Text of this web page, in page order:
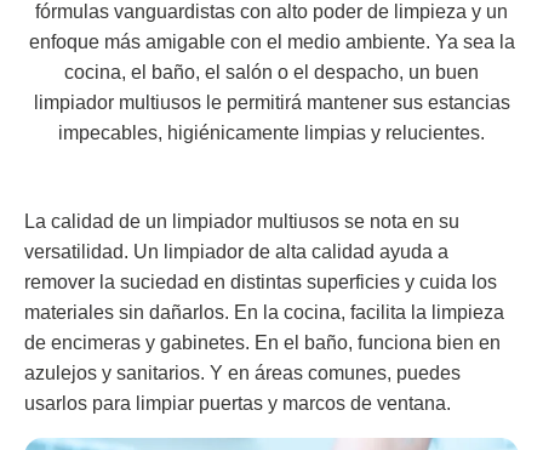
fórmulas vanguardistas con alto poder de limpieza y un
enfoque más amigable con el medio ambiente. Ya sea la
cocina, el baño, el salón o el despacho, un buen
limpiador multiusos le permitirá mantener sus estancias
impecables, higiénicamente limpias y relucientes.
La calidad de un limpiador multiusos se nota en su
versatilidad. Un limpiador de alta calidad ayuda a
remover la suciedad en distintas superficies y cuida los
materiales sin dañarlos. En la cocina, facilita la limpieza
de encimeras y gabinetes. En el baño, funciona bien en
azulejos y sanitarios. Y en áreas comunes, puedes
usarlos para limpiar puertas y marcos de ventana.